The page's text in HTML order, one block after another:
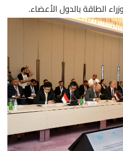
الطاقة بالدول الأعضاء.